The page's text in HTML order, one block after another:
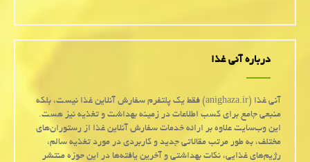
درباره آنی غذا
آنی غذا (anighaza.ir) فقط یک پلتفرم سفارش آنلاین غذا نیست، بلکه
منبعی جامع برای کسب اطلاعات در زمینه بهداشت و تغذیه نیز هست.
این وب‌سایت علاوه بر ارائه خدمات سفارش آنلاین غذا از رستوران‌های
مختلف، به طور مرتب مقالاتی جدید و کاربردی در مورد تغذیه سالم،
رژیم‌های غذایی، نکات بهداشتی و آخرین یافته‌ها در این حوزه منتشر